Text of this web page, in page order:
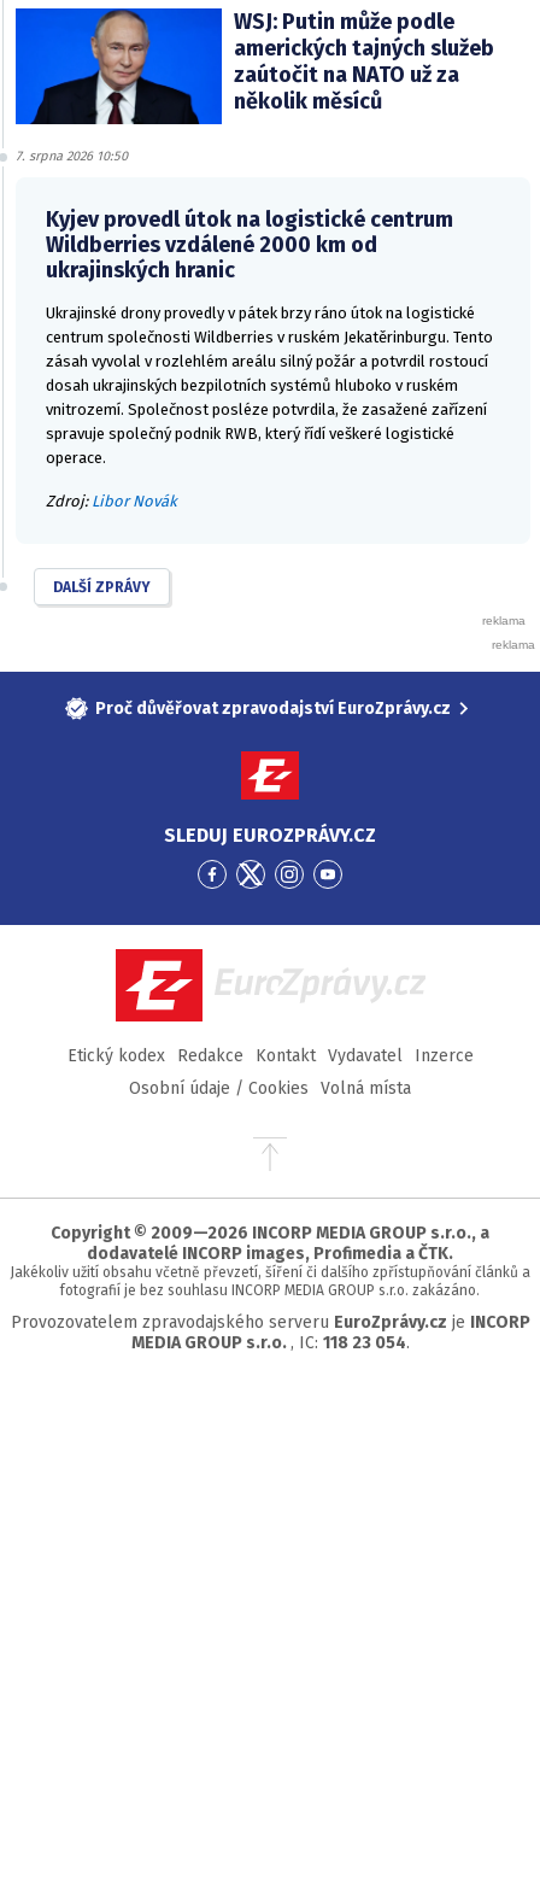
WSJ: Putin může podle
amerických tajných služeb
zaútočit na NATO už za
několik měsíců
7. srpna 2026 10:50
Kyjev provedl útok na logistické centrum
Wildberries vzdálené 2000 km od
ukrajinských hranic
Ukrajinské drony provedly v pátek brzy ráno útok na logistické
centrum společnosti Wildberries v ruském Jekatěrinburgu. Tento
zásah vyvolal v rozlehlém areálu silný požár a potvrdil rostoucí
dosah ukrajinských bezpilotních systémů hluboko v ruském
vnitrozemí. Společnost posléze potvrdila, že zasažené zařízení
spravuje společný podnik RWB, který řídí veškeré logistické
operace.
Zdroj: Libor Novák
DALŠÍ ZPRÁVY
Proč důvěřovat zpravodajství EuroZprávy.cz
SLEDUJ EUROZPRÁVY.CZ
Přejít
Facebook
Přejít
Twitter
Přejít
Instagram
Přejít
YouTube
EuroZprávy.cz
Etický kodex Redakce Kontakt Vydavatel
Inzerce
Osobní údaje / Cookies
Volná místa
Přejít
stránky
Copyright © 2009—2026 INCORP MEDIA GROUP s.r.o., a
dodavatelé INCORP images, Profimedia a ČTK.
Jakékoliv užití obsahu včetně převzetí, šíření či dalšího zpřístupňování článků a
fotografií je bez souhlasu INCORP MEDIA GROUP s.r.o. zakázáno.
Provozovatelem zpravodajského serveru EuroZprávy.cz je INCORP
MEDIA GROUP s.r.o. , IC: 118 23 054.